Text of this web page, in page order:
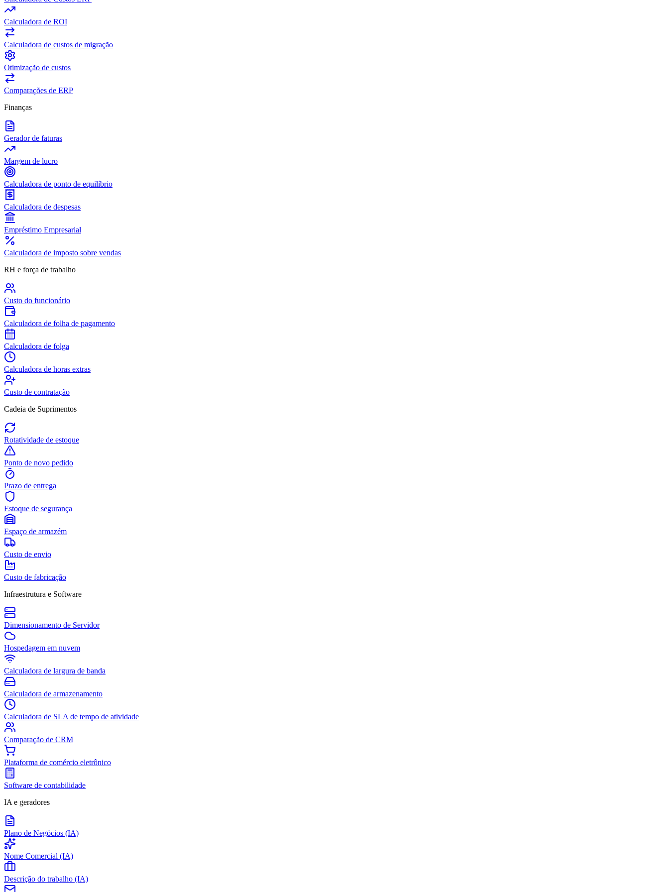
Calculadora de ROI
Calculadora de custos de migração
Otimização de custos
Comparações de ERP
Finanças
Gerador de faturas
Margem de lucro
Calculadora de ponto de equilíbrio
Calculadora de despesas
Empréstimo Empresarial
Calculadora de imposto sobre vendas
RH e força de trabalho
Custo do funcionário
Calculadora de folha de pagamento
Calculadora de folga
Calculadora de horas extras
Custo de contratação
Cadeia de Suprimentos
Rotatividade de estoque
Ponto de novo pedido
Prazo de entrega
Estoque de segurança
Espaço de armazém
Custo de envio
Custo de fabricação
Infraestrutura e Software
Dimensionamento de Servidor
Hospedagem em nuvem
Calculadora de largura de banda
Calculadora de armazenamento
Calculadora de SLA de tempo de atividade
Comparação de CRM
Plataforma de comércio eletrônico
Software de contabilidade
IA e geradores
Plano de Negócios (IA)
Nome Comercial (IA)
Descrição do trabalho (IA)